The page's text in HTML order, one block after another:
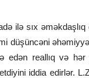
ilə sıx
düşüncəni
edən reallıq və
iddia edirlər.